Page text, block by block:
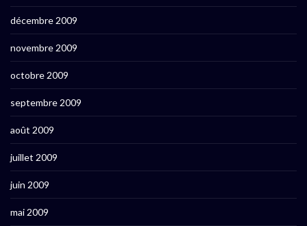
décembre 2009
novembre 2009
octobre 2009
septembre 2009
août 2009
juillet 2009
juin 2009
mai 2009